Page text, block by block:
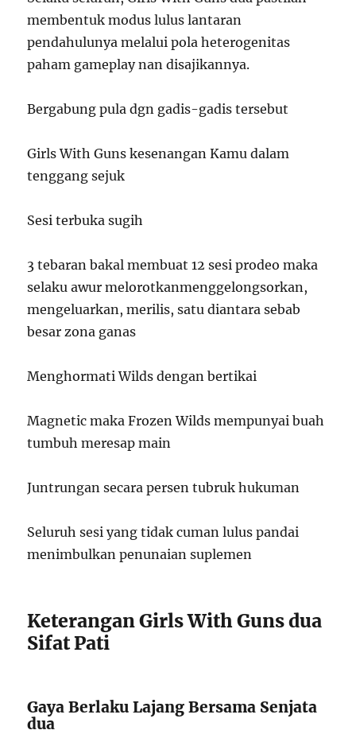
membentuk modus lulus lantaran
pendahulunya melalui pola heterogenitas
paham gameplay nan disajikannya.
Bergabung pula dgn gadis-gadis tersebut
Girls With Guns kesenangan Kamu dalam
tenggang sejuk
Sesi terbuka sugih
3 tebaran bakal membuat 12 sesi prodeo maka
selaku awur melorotkanmenggelongsorkan,
mengeluarkan, merilis, satu diantara sebab
besar zona ganas
Menghormati Wilds dengan bertikai
Magnetic maka Frozen Wilds mempunyai buah
tumbuh meresap main
Juntrungan secara persen tubruk hukuman
Seluruh sesi yang tidak cuman lulus pandai
menimbulkan penunaian suplemen
Keterangan Girls With Guns dua
Sifat Pati
Gaya Berlaku Lajang Bersama Senjata
dua